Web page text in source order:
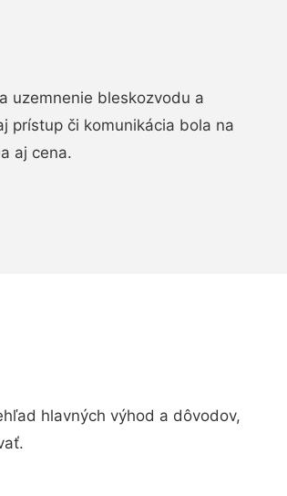
uzemnenie bleskozvodu a
prístup či komunikácia bola na
aj cena.
hlavných výhod a dôvodov,